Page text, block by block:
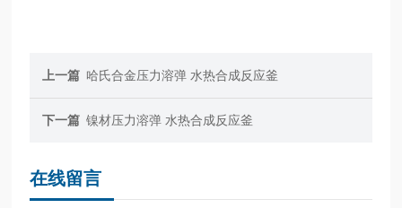
上一篇 哈氏合金压力溶弹 水热合成反应釜
下一篇 镍材压力溶弹 水热合成反应釜
在线留言